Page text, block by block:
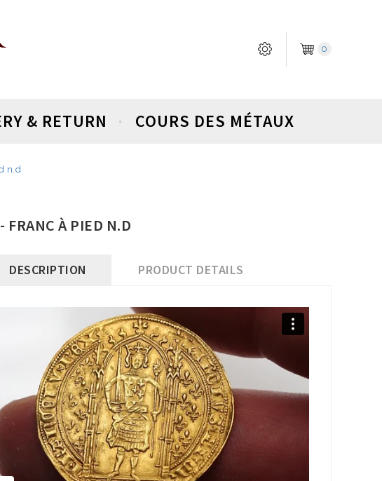
0
& RETURN COURS DES MÉTAUX
n.d
FRANC À PIED N.D
DESCRIPTION PRODUCT DETAILS